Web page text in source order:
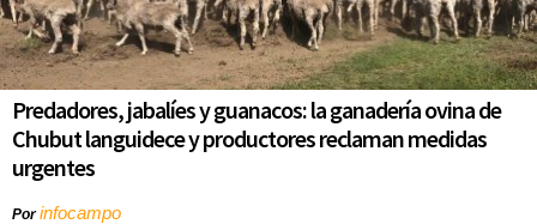
Predadores, jabalíes y guanacos: la ganadería ovina de
Chubut languidece y productores reclaman medidas
urgentes
Porinfocampo